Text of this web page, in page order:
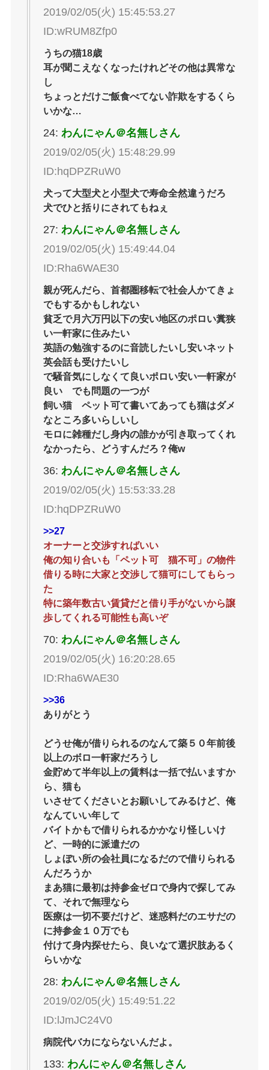
2019/02/05(火) 15:45:53.27
ID:wRUM8Zfp0
うちの猫18歳
耳が聞こえなくなったけれどその他は異常な
し
ちょっとだけご飯食べてない詐欺をするくら
いかな…
24: わんにゃん＠名無しさん
2019/02/05(火) 15:48:29.99
ID:hqDPZRuW0
犬って大型犬と小型犬で寿命全然違うだろ
犬でひと括りにされてもねぇ
27: わんにゃん＠名無しさん
2019/02/05(火) 15:49:44.04
ID:Rha6WAE30
親が死んだら、首都圏移転で社会人かてきょ
でもするかもしれない
貧乏で月六万円以下の安い地区のポロい糞狭
い一軒家に住みたい
英語の勉強するのに音読したいし安いネット
英会話も受けたいし
で騒音気にしなくて良いポロい安い一軒家が
良い でも問題の一つが
飼い猫 ペット可て書いてあっても猫はダメ
なところ多いらしいし
モロに雑種だし身内の誰かが引き取ってくれ
なかったら、どうすんだろ？俺w
36: わんにゃん＠名無しさん
2019/02/05(火) 15:53:33.28
ID:hqDPZRuW0
>>27
オーナーと交渉すればいい
俺の知り合いも「ペット可 猫不可」の物件
借りる時に大家と交渉して猫可にしてもらっ
た
特に築年数古い賃貸だと借り手がないから譲
歩してくれる可能性も高いぞ
70: わんにゃん＠名無しさん
2019/02/05(火) 16:20:28.65
ID:Rha6WAE30
>>36
ありがとう
どうせ俺が借りられるのなんて築５０年前後
以上のボロ一軒家だろうし
金貯めて半年以上の賃料は一括で払いますか
ら、猫も
いさせてくださいとお願いしてみるけど、俺
なんていい年して
バイトかもで借りられるかかなり怪しいけ
ど、一時的に派遣だの
しょぼい所の会社員になるだので借りられる
んだろうか
まあ猫に最初は持参金ゼロで身内で探してみ
て、それで無理なら
医療は一切不要だけど、迷惑料だのエサだの
に持参金１０万でも
付けて身内探せたら、良いなて選択肢あるく
らいかな
28: わんにゃん＠名無しさん
2019/02/05(火) 15:49:51.22
ID:lJmJC24V0
病院代バカにならないんだよ。
133: わんにゃん＠名無しさん